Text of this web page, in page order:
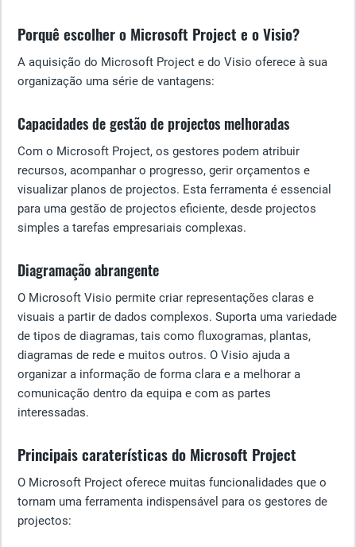
Porquê escolher o Microsoft Project e o Visio?
A aquisição do Microsoft Project e do Visio oferece à sua
organização uma série de vantagens:
Capacidades de gestão de projectos melhoradas
Com o Microsoft Project, os gestores podem atribuir
recursos, acompanhar o progresso, gerir orçamentos e
visualizar planos de projectos. Esta ferramenta é essencial
para uma gestão de projectos eficiente, desde projectos
simples a tarefas empresariais complexas.
Diagramação abrangente
O Microsoft Visio permite criar representações claras e
visuais a partir de dados complexos. Suporta uma variedade
de tipos de diagramas, tais como fluxogramas, plantas,
diagramas de rede e muitos outros. O Visio ajuda a
organizar a informação de forma clara e a melhorar a
comunicação dentro da equipa e com as partes
interessadas.
Principais caraterísticas do Microsoft Project
O Microsoft Project oferece muitas funcionalidades que o
tornam uma ferramenta indispensável para os gestores de
projectos: